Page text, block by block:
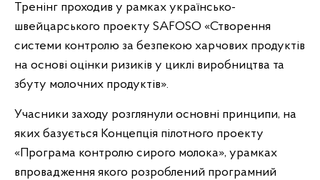
Тренінг проходив у рамках українсько-
швейцарського проекту SAFOSO «Створення
системи контролю за безпекою харчових продуктів
на основі оцінки ризиків у циклі виробництва та
збуту молочних продуктів».
Учасники заходу розглянули основні принципи, на
яких базується Концепція пілотного проекту
«Програма контролю сирого молока», урамках
впровадження якого розроблений програмний